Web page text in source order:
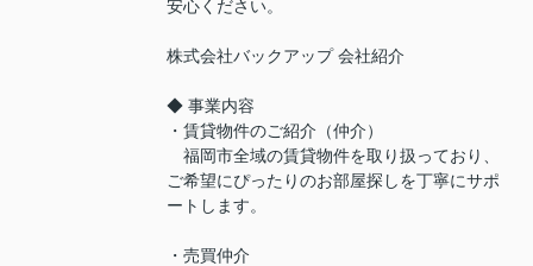
安心ください。
株式会社バックアップ 会社紹介
◆ 事業内容
・賃貸物件のご紹介（仲介）
福岡市全域の賃貸物件を取り扱っており、
ご希望にぴったりのお部屋探しを丁寧にサポ
ートします。
・売買仲介